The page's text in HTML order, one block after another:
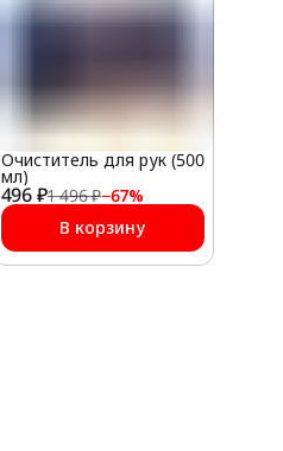
496 ₽1 496 ₽−67%
Очиститель для рук (500
мл)
В корзину